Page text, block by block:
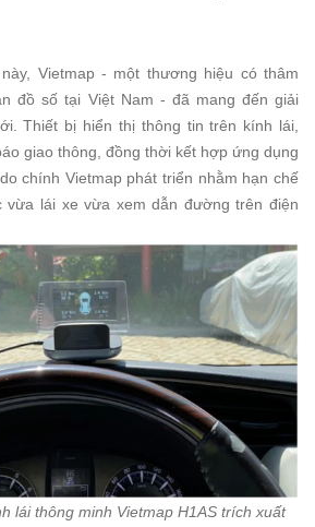
Vietmap - một thương hiệu có thâm
đồ số tại Việt Nam - đã mang đến giải
Thiết bị hiển thị thông tin trên kính lái,
giao thông, đồng thời kết hợp ứng dụng
chính Vietmap phát triển nhằm hạn chế
vừa lái xe vừa xem dẫn đường trên điện
lái thông minh Vietmap H1AS trích xuất